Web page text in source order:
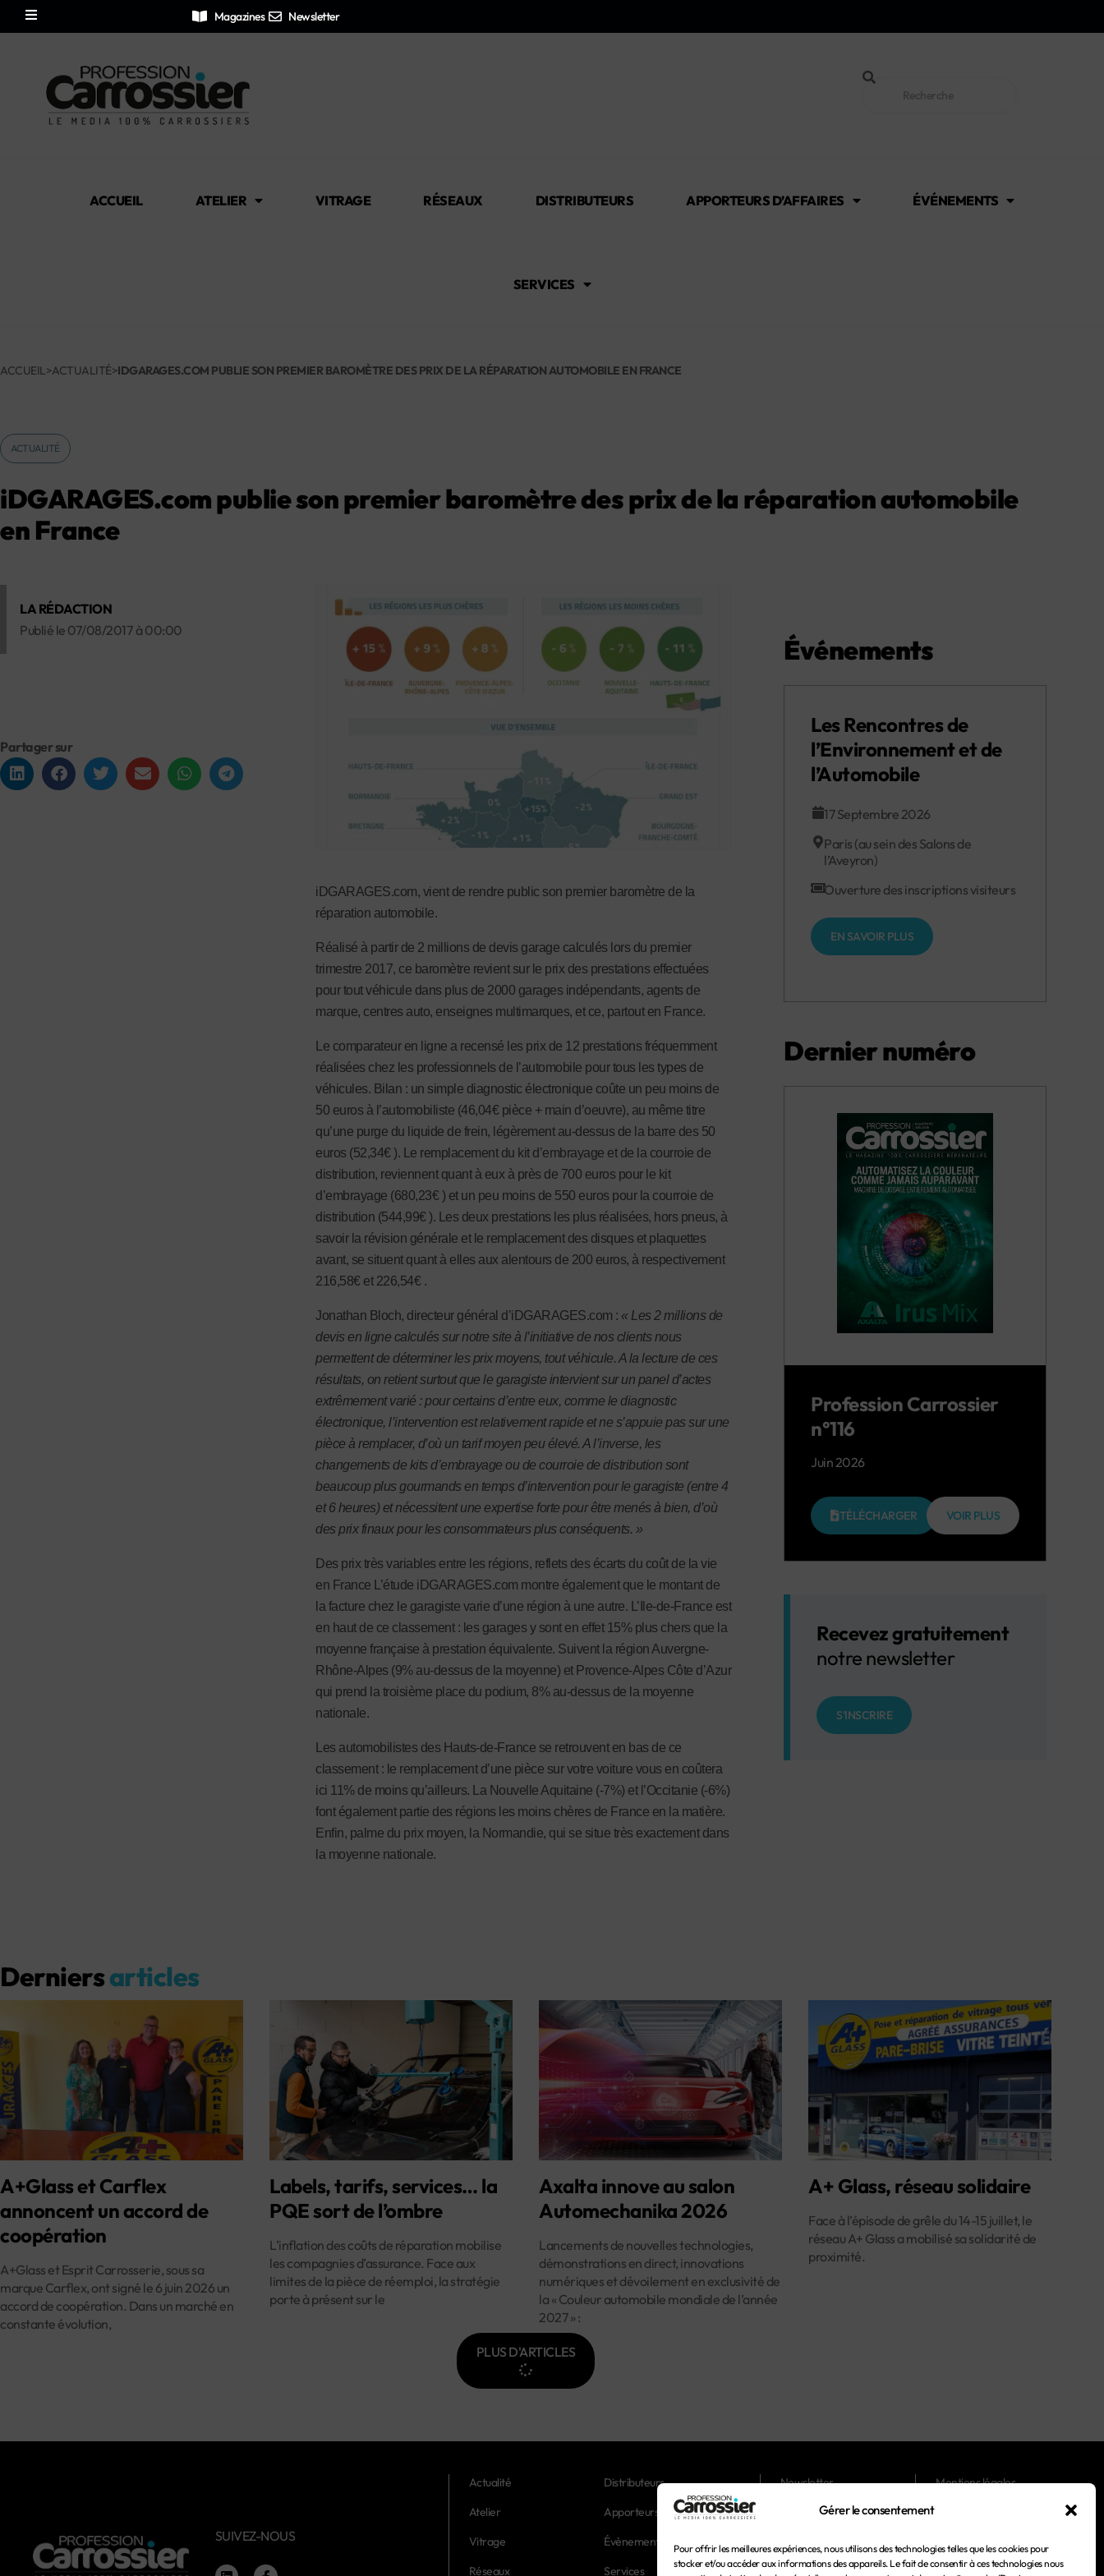
Gérer le consentement
Pour offrir les meilleures expériences, nous utilisons des technologies telles que les cookies pour
stocker et/ou accéder aux informations des appareils. Le fait de consentir à ces technologies nous
Magazines Newsletter
ACCUEIL ATELIER VITRAGE RÉSEAUX DISTRIBUTEURS APPORTEURS D’AFFAIRES ÉVÉNEMENTS
SERVICES
ACCUEIL >ACTUALITÉ>IDGARAGES.COM PUBLIE SON PREMIER BAROMÈTRE DES PRIX DE LA RÉPARATION AUTOMOBILE EN FRANCE
ACTUALITÉ
iDGARAGES.com publie son premier baromètre des prix de la réparation automobile
en France
LA RÉDACTION
Publié le 07/08/2017 à 00:00
Partager sur
iDGARAGES.com, vient de rendre public son premier baromètre de la
réparation automobile.
Réalisé à partir de 2 millions de devis garage calculés lors du premier
trimestre 2017, ce baromètre revient sur le prix des prestations effectuées
pour tout véhicule dans plus de 2000 garages indépendants, agents de
marque, centres auto, enseignes multimarques, et ce, partout en France.
Le comparateur en ligne a recensé les prix de 12 prestations fréquemment
réalisées chez les professionnels de l’automobile pour tous les types de
véhicules. Bilan : un simple diagnostic électronique coûte un peu moins de
50 euros à l’automobiliste (46,04€ pièce + main d’oeuvre), au même titre
qu’une purge du liquide de frein, légèrement au-dessus de la barre des 50
euros (52,34€ ). Le remplacement du kit d’embrayage et de la courroie de
distribution, reviennent quant à eux à près de 700 euros pour le kit
d’embrayage (680,23€ ) et un peu moins de 550 euros pour la courroie de
distribution (544,99€ ). Les deux prestations les plus réalisées, hors pneus, à
savoir la révision générale et le remplacement des disques et plaquettes
avant, se situent quant à elles aux alentours de 200 euros, à respectivement
216,58€ et 226,54€ .
Jonathan Bloch, directeur général d’iDGARAGES.com : « Les 2 millions de
devis en ligne calculés sur notre site à l’initiative de nos clients nous
permettent de déterminer les prix moyens, tout véhicule. A la lecture de ces
résultats, on retient surtout que le garagiste intervient sur un panel d’actes
extrêmement varié : pour certains d’entre eux, comme le diagnostic
électronique, l’intervention est relativement rapide et ne s’appuie pas sur une
pièce à remplacer, d’où un tarif moyen peu élevé. A l’inverse, les
changements de kits d’embrayage ou de courroie de distribution sont
beaucoup plus gourmands en temps d’intervention pour le garagiste (entre 4
et 6 heures) et nécessitent une expertise forte pour être menés à bien, d’où
des prix finaux pour les consommateurs plus conséquents. »
Des prix très variables entre les régions, reflets des écarts du coût de la vie
en France L’étude iDGARAGES.com montre également que le montant de
la facture chez le garagiste varie d’une région à une autre. L’Ile-de-France est
en haut de ce classement : les garages y sont en effet 15% plus chers que la
moyenne française à prestation équivalente. Suivent la région Auvergne-
Rhône-Alpes (9% au-dessus de la moyenne) et Provence-Alpes Côte d’Azur
qui prend la troisième place du podium, 8% au-dessus de la moyenne
nationale.
Les automobilistes des Hauts-de-France se retrouvent en bas de ce
classement : le remplacement d’une pièce sur votre voiture vous en coûtera
ici 11% de moins qu’ailleurs. La Nouvelle Aquitaine (-7%) et l’Occitanie (-6%)
font également partie des régions les moins chères de France en la matière.
Enfin, palme du prix moyen, la Normandie, qui se situe très exactement dans
la moyenne nationale.
Événements
Les Rencontres de
l’Environnement et de
l’Automobile
17 Septembre 2026
Paris (au sein des Salons de
l’Aveyron)
Ouverture des inscriptions visiteurs
EN SAVOIR PLUS
Dernier numéro
Profession Carrossier
n°116
Juin 2026
TÉLÉCHARGER VOIR PLUS
Recevez gratuitement
notre newsletter
S'INSCRIRE
Derniersarticles
A+Glass et Carflex
annoncent un accord de
coopération
A+Glass et Esprit Carrosserie, sous sa
marque Carflex, ont signé le 6 juin 2026 un
accord de coopération. Dans un marché en
constante évolution,
Labels, tarifs, services… la
PQE sort de l’ombre
L’inflation des coûts de réparation mobilise
les compagnies d’assurance. Face aux
limites de la pièce de réemploi, la stratégie
porte à présent sur le
Axalta innove au salon
Automechanika 2026
Lancements de nouvelles technologies,
démonstrations en direct, innovations
numériques et dévoilement en exclusivité de
la « Couleur automobile mondiale de l’année
2027 » :
A+ Glass, réseau solidaire
Face à l’épisode de grêle du 14-15 juillet, le
réseau A+ Glass a mobilisé sa solidarité de
proximité.
PLUS D'ARTICLES
SUIVEZ-NOUS
Actualité
Atelier
Vitrage
Réseaux
Distributeurs
Apporteurs d'affaires
Évènements
Services
Newsletter
Magazines
Mentions légales
Conditions générales de